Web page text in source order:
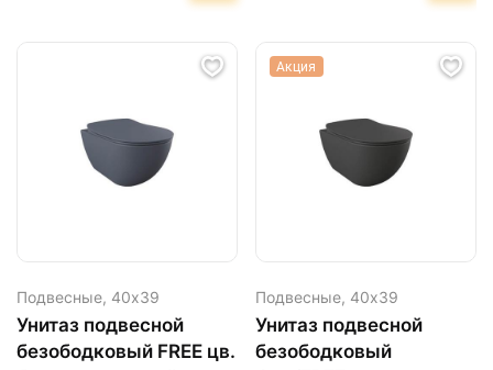
Подвесные, 40х39
Унитаз подвесной
безободковый FREE цв.
Акция
Подвесные, 40х39
Унитаз подвесной
безободковый